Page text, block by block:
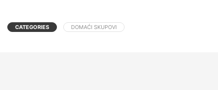
CATEGORIES DOMAĆI SKUPOVI